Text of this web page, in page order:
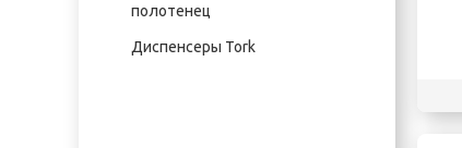
полотенец
Диспенсеры Tork